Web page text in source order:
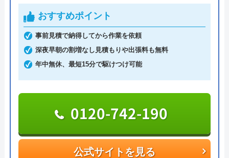
10%OFFになるので少しでも安く済ませたい場合は
お電話にて相談してみましょう。"
公式サイトを見る
0120-889-579
イチバン水道の基本情報
おすすめポイント
事前見積で納得してから作業を依頼
深夜早朝の割増なし見積もりや出張料も無料
年中無休、最短15分で駆けつけ可能
公式サイトを見る
0120-742-190